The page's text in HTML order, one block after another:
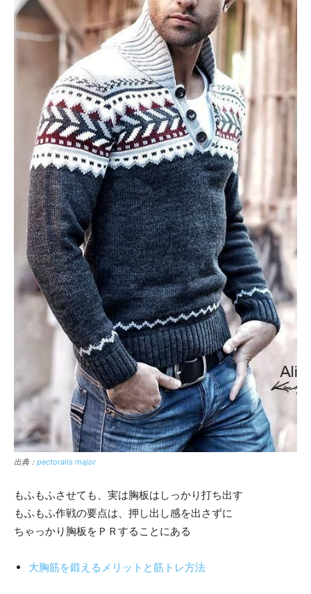
出典： pectoralis major
もふもふさせても、実は胸板はしっかり打ち出す
もふもふ作戦の要点は、押し出し感を出さずに
ちゃっかり胸板をＰＲすることにある
大胸筋を鍛えるメリットと筋トレ方法